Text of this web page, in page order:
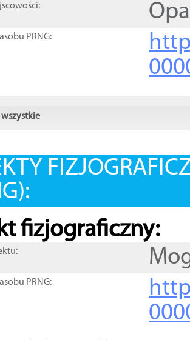
PRNG:
wszystkie
fizjograficzny:
PRNG: